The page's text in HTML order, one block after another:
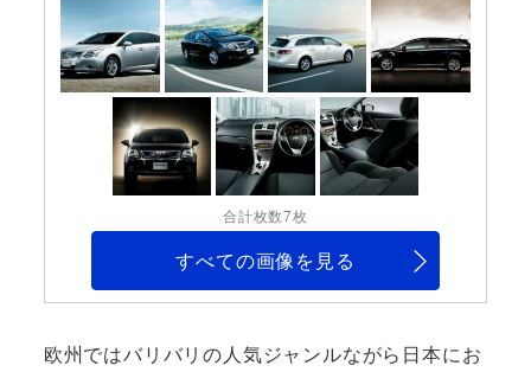
合計枚数7枚
すべての画像を見る
欧州ではバリバリの人気ジャンルながら日本にお